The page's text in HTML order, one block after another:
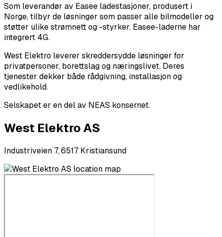
Som leverandør av Easee ladestasjoner, produsert i
Norge, tilbyr de løsninger som passer alle bilmodeller og
støtter ulike strømnett og -styrker. Easee-laderne har
integrert 4G.
West Elektro leverer skreddersydde løsninger for
privatpersoner, borettslag og næringslivet. Deres
tjenester dekker både rådgivning, installasjon og
vedlikehold.
Selskapet er en del av NEAS konsernet.
West Elektro AS
Industriveien 7, 6517 Kristiansund